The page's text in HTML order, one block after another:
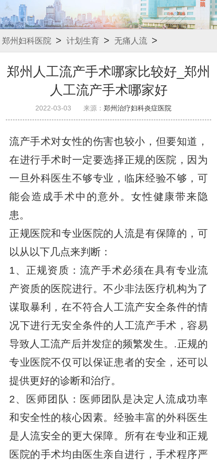
郑州妇科医院 > 计划生育 > 无痛人流 >
郑州人工流产手术哪家比较好_郑州
人工流产手术哪家好
2022-03-03 来源： 郑州治疗妇科炎症医院
流产手术对女性的伤害也较小，但要知道，
在进行手术时一定要选择正规的医院，因为
一旦外科医生不够专业，临床经验不够，可
能会造成手术中的意外。女性健康带来隐
患。
正规医院和专业医院的人流是有保障的，可
以从以下几点来判断：
1、正规资质：流产手术必须在具有专业流
产资质的医院进行。不少非法医疗机构为了
谋取暴利，在不符合人工流产安全条件的情
况下进行无安全条件的人工流产手术，容易
导致人工流产后并发症的频繁发生。.正规的
专业医院不仅可以保证患者的安全，还可以
提供更好的诊断和治疗。
2、医师团队：医师团队是决定人流成功率
和安全性的核心因素。经验丰富的外科医生
是人流安全的更大保障。所有在专业和正规
医院的手术均由医生亲自进行，手术程序严